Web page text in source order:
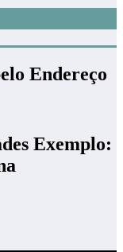
Endereço
Exemplo: